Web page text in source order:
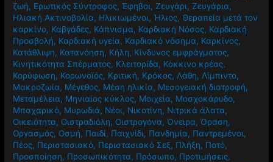
ζωή, Ερωτικός Σύντροφος,Έφηβοι,Ζευγάρι,Ζευγάρια,
Ηλιακή Ακτινοβολία, Ηλικιωμένοι, Ήλιος, Θεραπεία μετά τον
καρκίνο, Καβγάδες, Κάπνισμα, Καρδιακή Νόσος, Καρδιακή
Προσβολή, Καρδιακή υγεία, Καρδιακό νόσημα, Καρκίνος,
Κατάθλιψη, Κατανόηση, Κήλη, Κίνδυνος εμφράγματος,
Κινητικότητα Σπέρματος, Κλειτορίδα, Κόκκινο κρέας,
Κορύφωση, Κορωνοϊός, Κριτική, Κρόκος, Λάθη, Λίμπιντο,
Μακροζωία, Μέγεθος, Μέση ηλικία, Μεσογειακή διατροφή,
Μεταμέλεια, Μηνιαίος κύκλος, Μοιχεία, Μοσχοκάρυδο,
Μπαχαρικό, Μυρωδιά, Νέοι, Νικοτίνη, Νιτρικά άλατα,
Οικειότητα, Οιστραδιόλη, Οιστρογόνα,Όνειρα,Όραση,
Οργασμός, Οσμή, Παιδί, Παιχνίδι, Πανδημία, Παντρεμένοι,
Πέος, Περιστασιακό, Περιστασιακό Σεξ, Πλήξη, Ποτό,
Προσποίηση, Προσωπικότητα, Πρόσωπο, Προτιμήσεις,